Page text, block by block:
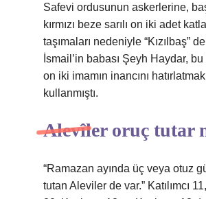
Safevi ordusunun askerlerine,
kırmızı beze sarılı on iki adet
taşımaları nedeniyle “Kızılbaş”
İsmail’in babası Şeyh Haydar,
on iki imamın inancını
kullanmıştı.
Alevîler oruç tutar
“Ramazan ayında üç veya otuz
tutan Aleviler de var.” Katılımcı 11,